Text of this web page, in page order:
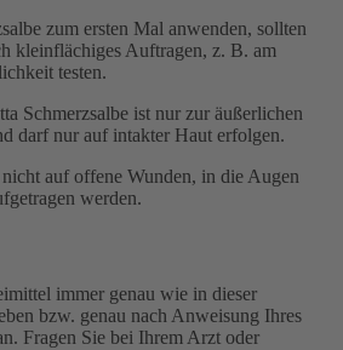
zum ersten Mal anwenden, sollten
kleinflächiges Auftragen, z. B. am
testen.
Schmerzsalbe ist nur zur äußerlichen
darf nur auf intakter Haut erfolgen.
auf offene Wunden, in die Augen
werden.
immer genau wie in dieser
bzw. genau nach Anweisung Ihres
Fragen Sie bei Ihrem Arzt oder